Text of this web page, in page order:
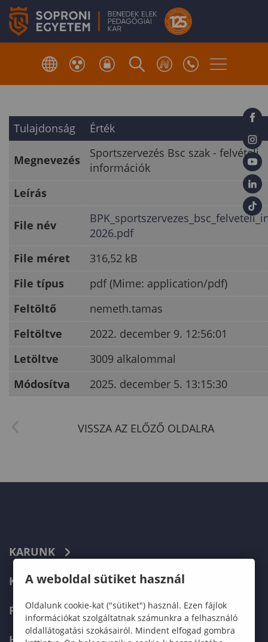
Tulajdonság Érték
Megnevezés
Sportszervezés Bsc szak - felvételi
információk
Leírás
File név
2026.pdf
File méret
316,52 kB
File típus
pdf (Mime: application/pdf)
Feltöltő
nemeth.tamas
Feltöltve
2022. december 9. 12:56:01
Letöltve
3009 alkalommal
Módosítva
2025. december 5. 13:15:30
KARUNK
KÉPZÉSEK
FELVÉTELIZŐKNEK
A weboldal sütiket használ
Oldalunk cookie-kat ("sütiket") használ. Ezen fájlok
információkat szolgáltatnak számunkra a felhasználó
oldallátogatási szokásairól. Mindent elfogad gombra